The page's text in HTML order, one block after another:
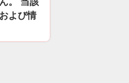
よび情